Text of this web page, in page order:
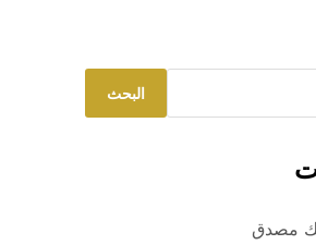
البحث
مصدق